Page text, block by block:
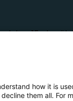
15min
lapsille ja
ja ohjaajat
how it is
them all. For